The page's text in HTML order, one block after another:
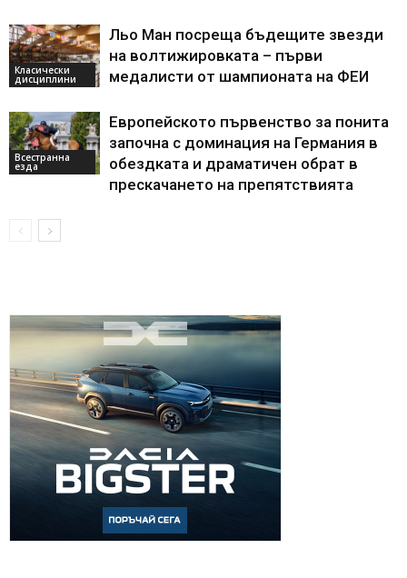
Класически
дисциплини
Льо Ман посреща бъдещите звезди
на волтижировката – първи
медалисти от шампионата на ФЕИ
Всестранна
езда
Европейското първенство за понита
започна с доминация на Германия в
обездката и драматичен обрат в
прескачането на препятствията